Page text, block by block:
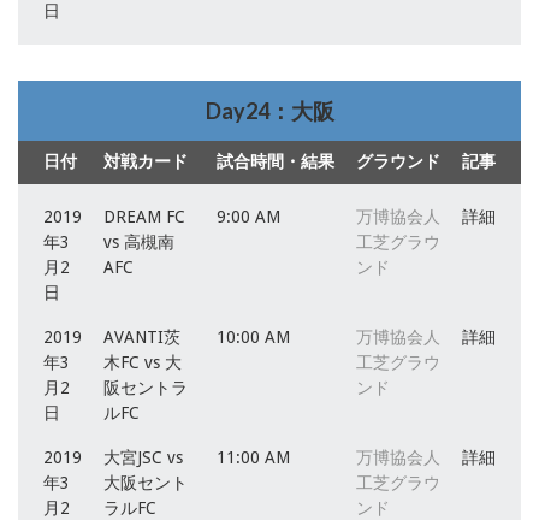
日
Day24：大阪
日付 対戦カード 試合時間・結果 グラウンド 記事
2019
年3
月2
日
DREAM FC
vs 高槻南
AFC
9:00 AM
万博協会人
工芝グラウ
ンド
詳細
2019
年3
月2
日
AVANTI茨
木FC vs 大
阪セントラ
ルFC
10:00 AM
万博協会人
工芝グラウ
ンド
詳細
2019
年3
月2
大宮JSC vs
大阪セント
ラルFC
11:00 AM
万博協会人
工芝グラウ
ンド
詳細